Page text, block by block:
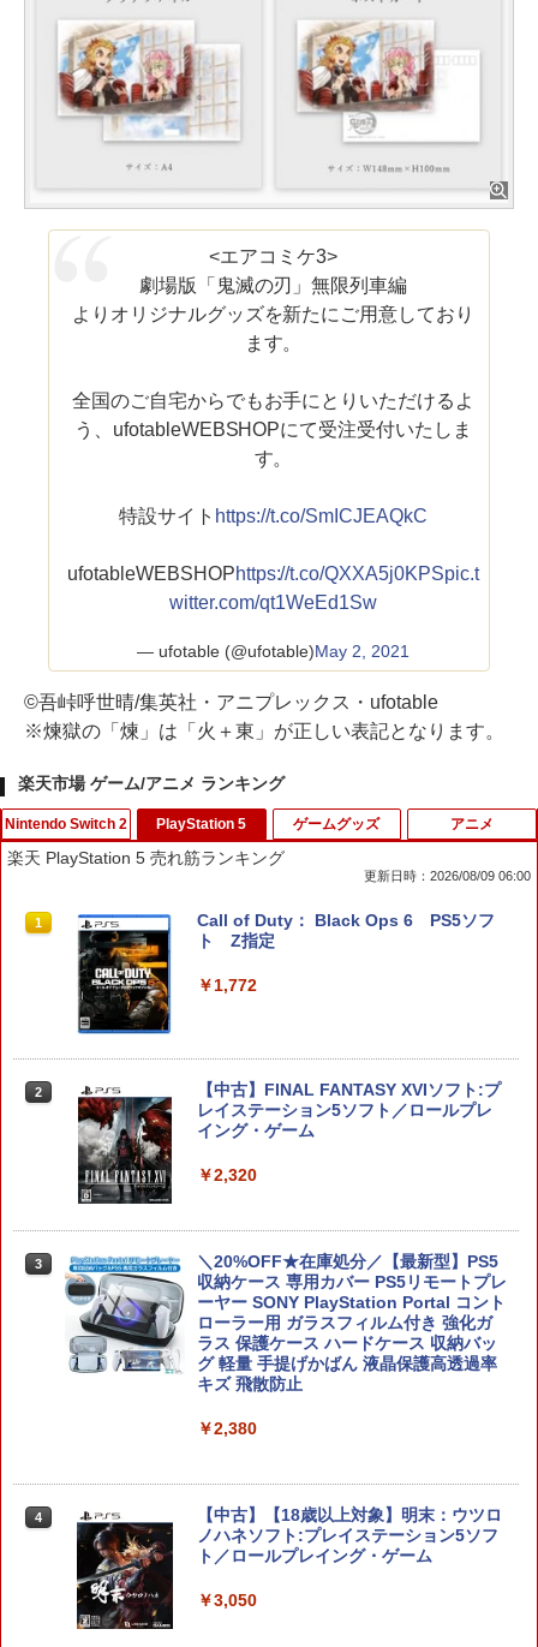
<エアコミケ3>
劇場版「鬼滅の刃」無限列車編
よりオリジナルグッズを新たにご用意しており
ます。
全国のご自宅からでもお手にとりいただけるよ
う、ufotableWEBSHOPにて受注受付いたしま
す。
特設サイト https://t.co/SmICJEAQkC
ufotableWEBSHOPhttps://t.co/QXXA5j0KPSpic.t
witter.com/qt1WeEd1Sw
— ufotable (@ufotable)May 2, 2021
©吾峠呼世晴/集英社・アニプレックス・ufotable
※煉獄の「煉」は「火＋東」が正しい表記となります。
楽天市場 ゲーム/アニメ ランキング
Nintendo Switch 2
1 Joy-Con 2 充電グリップ
￥6,507
ダース [BEE-P-AADLA NSW2 スプラト
ゥ-ン レイダ-ス]
￥6,700
グ バナンザ(「スーパーマリオ」ステッ
ン レイダース(メッシュトートバッグ
PlayStation 5
楽天 PlayStation 5 売れ筋ランキング
更新日時：2026/08/09 06:00
1
Call of Duty： Black Ops 6 PS5ソフ
ト Z指定
￥1,772
2
【中古】FINAL FANTASY XVIソフト:プ
レイステーション5ソフト／ロールプレ
イング・ゲーム
￥2,320
3
＼20%OFF★在庫処分／【最新型】PS5
収納ケース 専用カバー PS5リモートプレ
ーヤー SONY PlayStation Portal コント
ローラー用 ガラスフィルム付き 強化ガ
ラス 保護ケース ハードケース 収納バッ
グ 軽量 手提げかばん 液晶保護高透過率
キズ 飛散防止
￥2,380
4
【中古】【18歳以上対象】明末：ウツロ
ノハネソフト:プレイステーション5ソフ
ト／ロールプレイング・ゲーム
￥3,050
ゲームグッズ アニメ